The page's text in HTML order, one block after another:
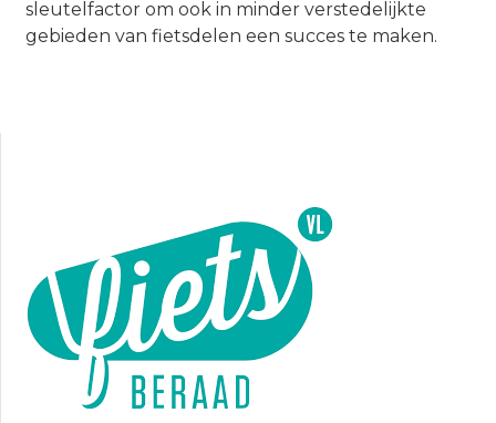
sleutelfactor om ook in minder verstedelijkte
gebieden van fietsdelen een succes te maken.